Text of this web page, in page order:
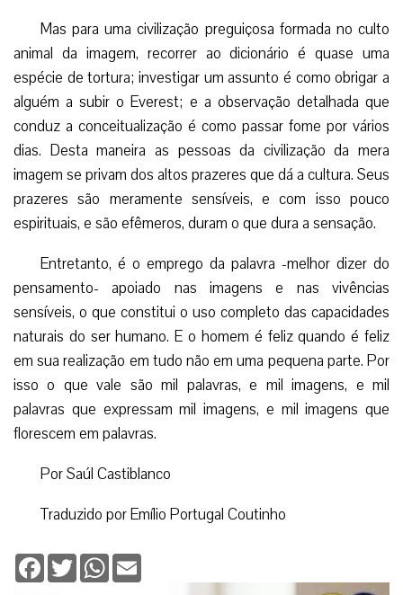
Mas para uma civilização preguiçosa formada no culto
animal da imagem, recorrer ao dicionário é quase uma
espécie de tortura; investigar um assunto é como obrigar a
alguém a subir o Everest; e a observação detalhada que
conduz a conceitualização é como passar fome por vários
dias. Desta maneira as pessoas da civilização da mera
imagem se privam dos altos prazeres que dá a cultura. Seus
prazeres são meramente sensíveis, e com isso pouco
espirituais, e são efêmeros, duram o que dura a sensação.
Entretanto, é o emprego da palavra -melhor dizer do
pensamento- apoiado nas imagens e nas vivências
sensíveis, o que constitui o uso completo das capacidades
naturais do ser humano. E o homem é feliz quando é feliz
em sua realização em tudo não em uma pequena parte. Por
isso o que vale são mil palavras, e mil imagens, e mil
palavras que expressam mil imagens, e mil imagens que
florescem em palavras.
Por Saúl Castiblanco
Traduzido por Emílio Portugal Coutinho
Facebook
TwitterWhatsApp